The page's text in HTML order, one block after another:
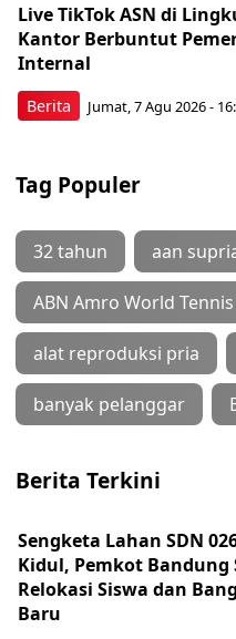
Berita
Live TikTok ASN di
Kantor Berbuntut
Internal
Jumat, 7 Agu 2026 -
Tag Populer
32 tahun aan
ABN Amro World Tennis
alat reproduksi pria
banyak pelanggar
Berita Terkini
Sengketa Lahan SDN
Kidul, Pemkot Bandung
Relokasi Siswa dan
Baru